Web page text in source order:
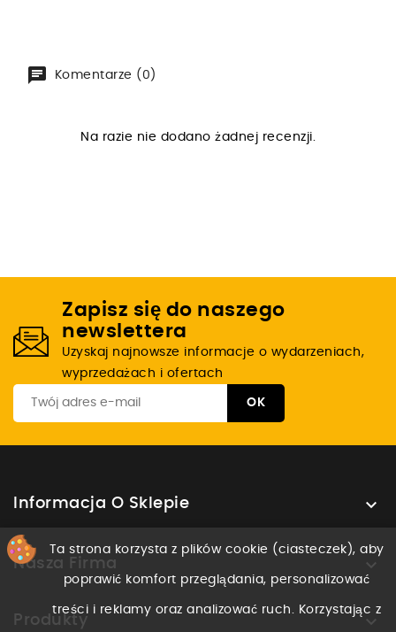
Komentarze (0)
Na razie nie dodano żadnej recenzji.
Zapisz się do naszego
newslettera
Uzyskaj najnowsze informacje o wydarzeniach,
wyprzedażach i ofertach
Informacja O Sklepie 
Nasza Firma 
Produkty 
Ta strona korzysta z plików cookie (ciasteczek), aby
poprawić komfort przeglądania, personalizować
treści i reklamy oraz analizować ruch. Korzystając z